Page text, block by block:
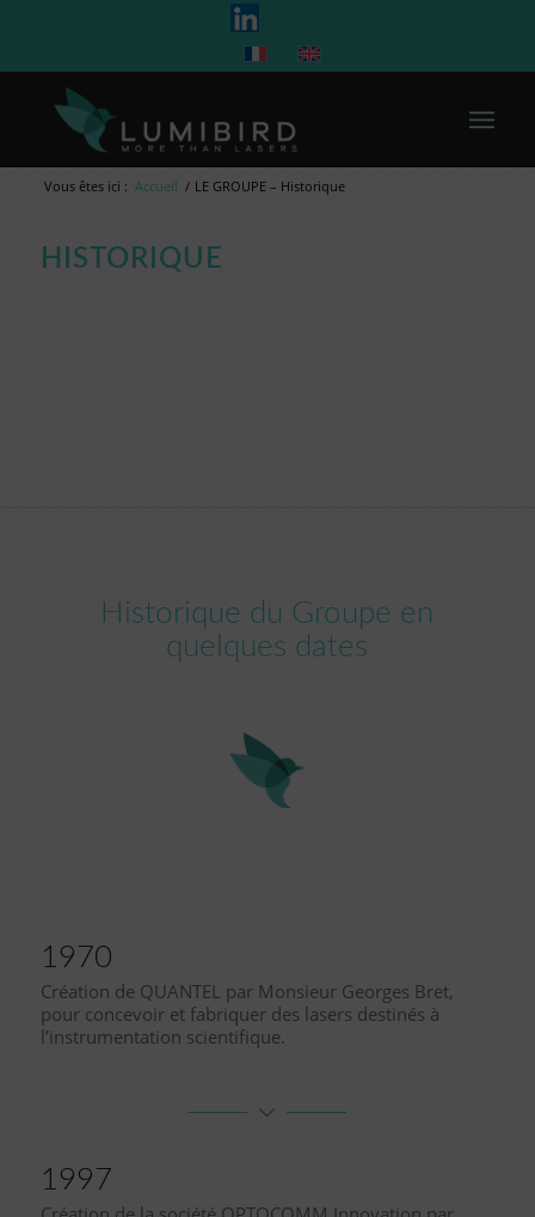
Vous êtes ici : Accueil / LE GROUPE – Historique
HISTORIQUE
Historique du Groupe en
quelques dates
1970
Création de QUANTEL par Monsieur Georges Bret,
pour concevoir et fabriquer des lasers destinés à
l’instrumentation scientifique.
1997